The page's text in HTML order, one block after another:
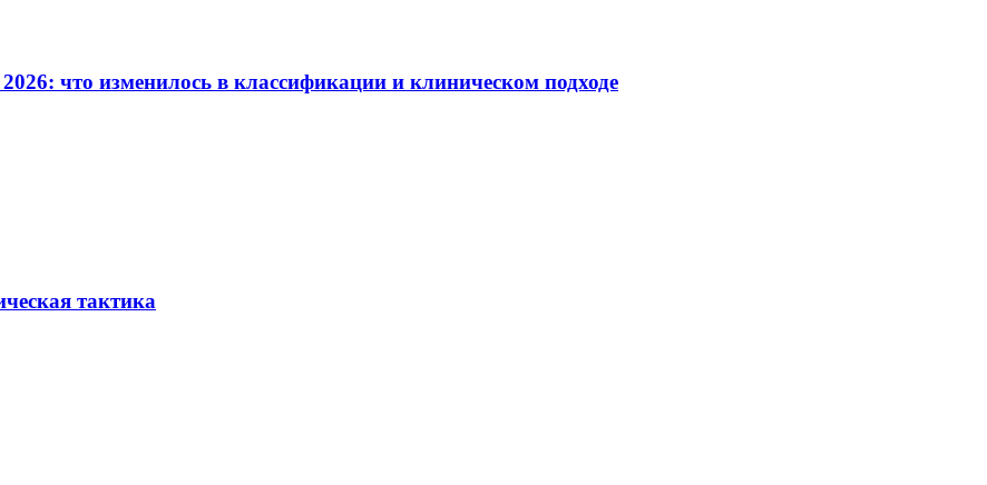
что изменилось в классификации и клиническом подходе
тактика